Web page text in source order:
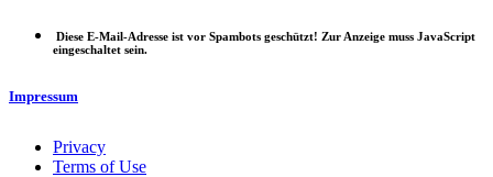
Diese E-Mail-Adresse ist vor Spambots geschützt! Zur Anzeige muss JavaScript
eingeschaltet sein.
Impressum
Privacy
Terms of Use